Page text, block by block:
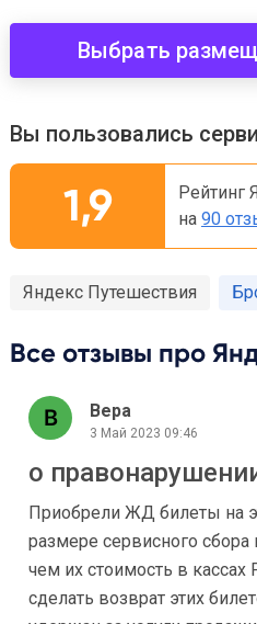
Выбрать
Вы пользовались
1,9
Рейтинг
на 90
Яндекс Путешествия
Все отзывы про
Вера
3 Май 2023 09:46
о
Приобрели ЖД билеты на
размере сервисного сбора
чем их стоимость в
сделать возврат этих